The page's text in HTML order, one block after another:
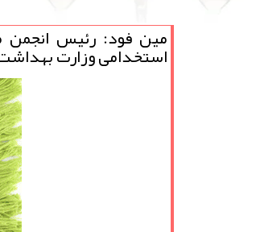
مین فود: رئیس انجمن
استخدامی وزارت بهداشت